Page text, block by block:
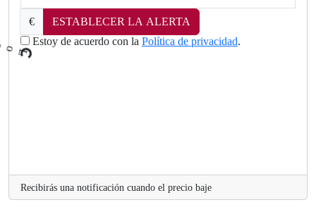
€
ESTABLECER LA ALERTA
Estoy de acuerdo con la Política de privacidad.
L
Recibirás una notificación cuando el precio baje